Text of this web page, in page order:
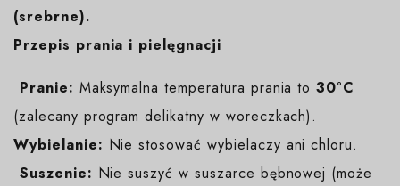
(srebrne).
Przepis prania i pielęgnacji
Pranie: Maksymalna temperatura prania to30°C
(zalecany program delikatny w woreczkach).
Wybielanie: Nie stosować wybielaczy ani chloru.
Suszenie: Nie suszyć w suszarce bębnowej (może